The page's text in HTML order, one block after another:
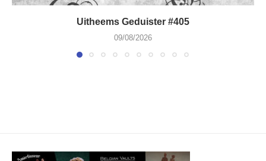
Uitheems Geduister #405
09/08/2026